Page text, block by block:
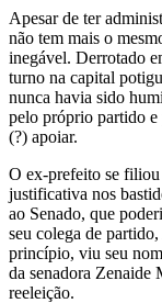
Apesar de ter
não tem mais o
inegável. Derrotado
turno na capital
nunca havia sido
pelo próprio partido e
(?) apoiar.
O ex-prefeito se
justificativa nos
ao Senado, que
seu colega de
princípio, viu seu
da senadora Zenaide
reeleição.